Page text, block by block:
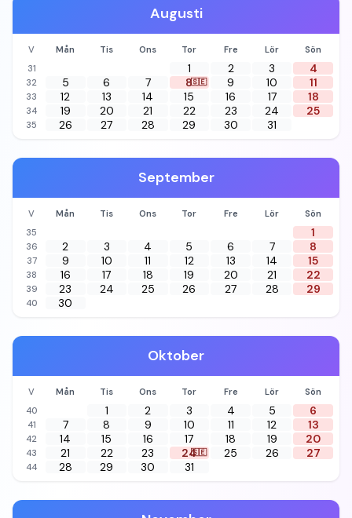
Augusti
V Mån Tis Ons Tor Fre Lör
Sön
31
1 2 3 4
32 5 6 7 8🇸🇪 9 10 11
33 12 13 14 15 16 17 18
34 19 20 21 22 23 24 25
35 26 27 28 29 30 31
September
V Mån Tis Ons Tor Fre Lör
Sön
35
1
36 2 3 4 5 6 7 8
37 9 10 11 12 13 14 15
38 16 17 18 19 20 21 22
39 23 24 25 26 27 28 29
40 30
Oktober
V Mån Tis Ons Tor Fre Lör
Sön
40
1 2 3 4 5 6
41 7 8 9 10 11 12 13
42 14 15 16 17 18 19 20
43 21 22 23 24🇸🇪 25 26 27
44 28 29 30 31